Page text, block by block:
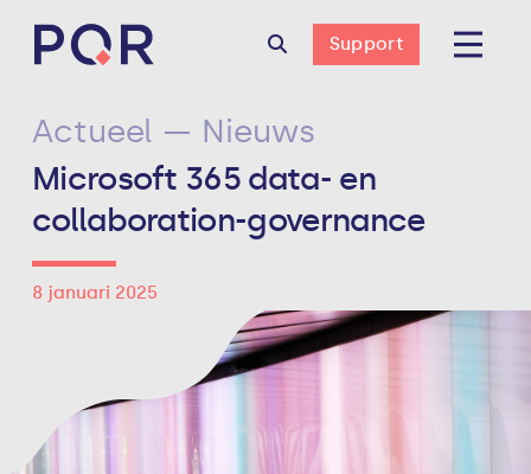
Support
Actueel — Nieuws
Microsoft 365 data- en
collaboration-governance
8 januari 2025